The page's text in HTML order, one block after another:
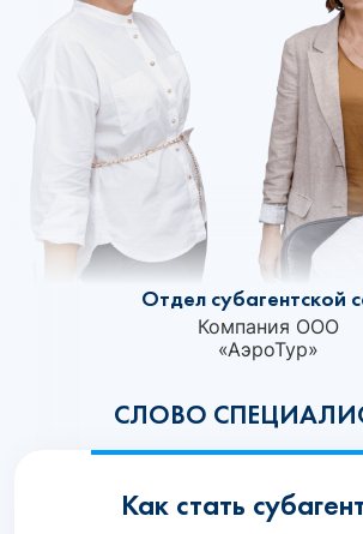
СЛОВО
Отдел субагентской
Компания ООО
«АэроТур»‎
Как стать